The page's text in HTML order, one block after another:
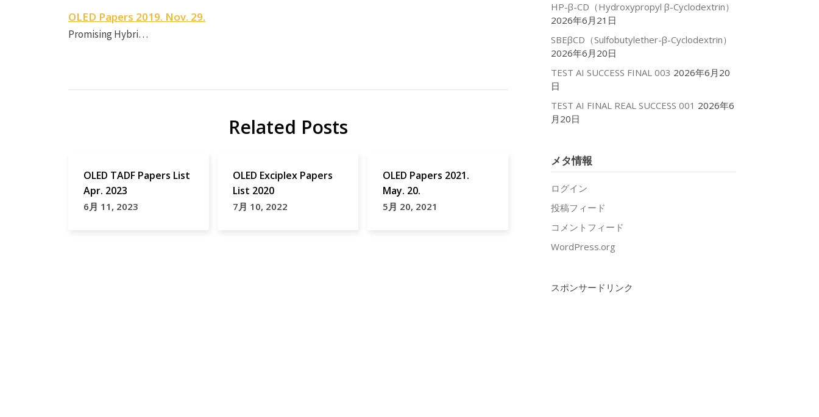
OLED Papers 2019. Nov. 29.
Promising Hybri…
Related Posts
OLED TADF Papers List
Apr. 2023
6月 11, 2023
OLED Exciplex Papers
List 2020
7月 10, 2022
OLED Papers 2021.
May. 20.
5月 20, 2021
HP-β-CD（Hydroxypropyl β-Cyclodextrin）
2026年6月21日
SBEβCD（Sulfobutylether-β-Cyclodextrin）
2026年6月20日
TEST AI SUCCESS FINAL 003 2026年6月20
日
TEST AI FINAL REAL SUCCESS 001 2026年6
月20日
メタ情報
ログイン
投稿フィード
コメントフィード
WordPress.org
スポンサードリンク